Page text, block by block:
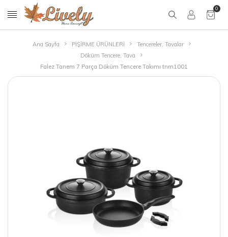
0
Ana Sayfa PİŞİRME ÜRÜNLERİ
Tencereler, Tavalar
Döküm Tencere, Tava
Falez Tanem 7 Parça Döküm Tencere Takımı tnm1001